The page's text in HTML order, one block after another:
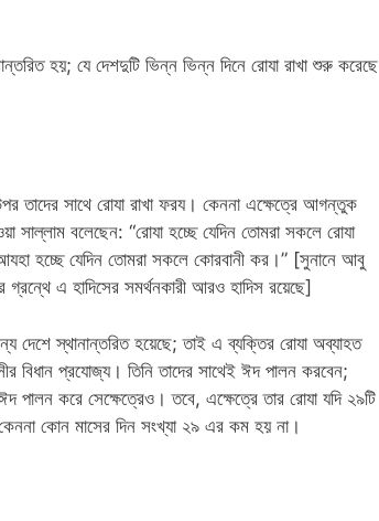
হয়; যে দেশদুটি ভিন্ন ভিন্ন দিনে রোযা রাখা শুরু করেছে
তাদের সাথে রোযা রাখা ফরয। কেননা এক্ষেত্রে আগন্তুক
সাল্লাম বলেছেন: “রোযা হচ্ছে যেদিন তোমরা সকলে রোযা
হচ্ছে যেদিন তোমরা সকলে কোরবানী কর।” [সুনানে আবু
গ্রন্থে এ হাদিসের সমর্থনকারী আরও হাদিস রয়েছে]
দেশে স্থানান্তরিত হয়েছে; তাই এ ব্যক্তির রোযা অব্যাহত
বিধান প্রযোজ্য। তিনি তাদের সাথেই ঈদ পালন করবেন;
পালন করে সেক্ষেত্রেও। তবে, এক্ষেত্রে তার রোযা যদি ২৯টি
কোন মাসের দিন সংখ্যা ২৯ এর কম হয় না।